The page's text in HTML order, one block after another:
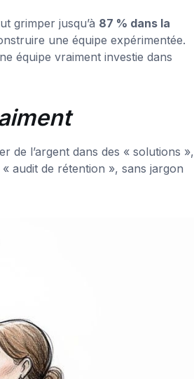
grimper jusqu’à 87 % dans la
une équipe expérimentée.
équipe vraiment investie dans
de l’argent dans des « solutions »,
audit de rétention », sans jargon